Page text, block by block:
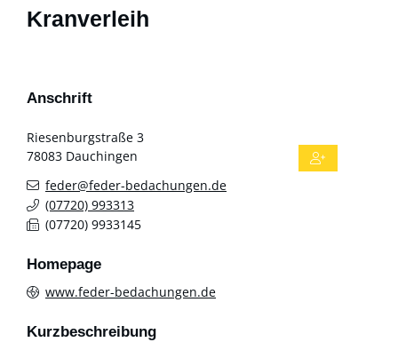
Kranverleih
Anschrift
Riesenburgstraße 3
78083 Dauchingen
feder@feder-bedachungen.de
(07720) 993313
(07720) 9933145
Homepage
www.feder-bedachungen.de
Kurzbeschreibung